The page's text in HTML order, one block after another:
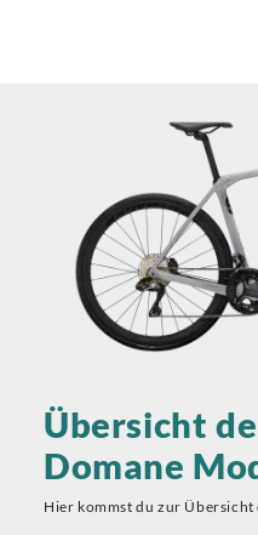
Übersicht
Domane
Hier kommst du zur Übersicht